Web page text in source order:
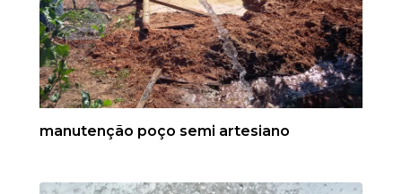
manutenção poço semi artesiano